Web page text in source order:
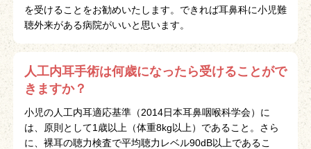
を受けることをお勧めいたします。できれば耳鼻科に小児難
聴外来がある病院がいいと思います。
人工内耳手術は何歳になったら受けることがで
きますか？
小児の人工内耳適応基準（2014日本耳鼻咽喉科学会）に
は、原則として1歳以上（体重8kg以上）であること。さら
に、裸耳の聴力検査で平均聴力レベル90dB以上であるこ